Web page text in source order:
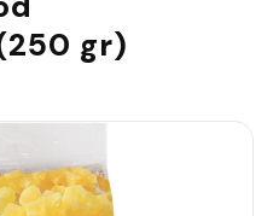
gr)